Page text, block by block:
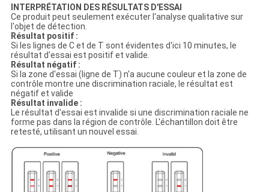
INTERPRÉTATION DES RÉSULTATS D'ESSAI
Ce produit peut seulement exécuter l'analyse qualitative sur
l'objet de détection.
Résultat positif :
Si les lignes de C et de T sont évidentes d'ici 10 minutes, le
résultat d'essai est positif et valide.
Résultat négatif :
Si la zone d'essai (ligne de T) n'a aucune couleur et la zone de
contrôle montre une discrimination raciale, le résultat est
négatif et valide
Résultat invalide :
Le résultat d'essai est invalide si une discrimination raciale ne
forme pas dans la région de contrôle. L'échantillon doit être
retesté, utilisant un nouvel essai.